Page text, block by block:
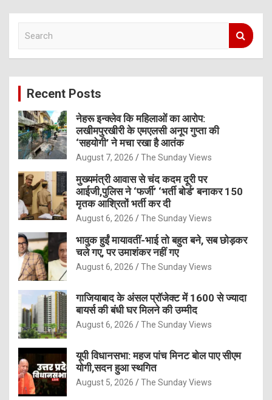
c
Recent Posts
नेहरू इन्क्लेव कि महिलाओं का आरोप:
लखीमपुरखीरी के एमएलसी अनूप गुप्ता की
‘सहयोगी’ ने मचा रखा है आतंक
August 7, 2026 The Sunday Views
मुख्यमंत्री आवास से चंद कदम दूरी पर
आईजी,पुलिस ने ‘फर्जी’ ‘भर्ती बोर्ड’ बनाकर 150
मृतक आश्रितों भर्ती कर दी
August 6, 2026 The Sunday Views
भावुक हुईं मायावतीं-भाई तो बहुत बने, सब छोड़कर
चले गए, पर उमाशंकर नहीं गए
August 6, 2026 The Sunday Views
गाजियाबाद के अंसल प्रॉजेक्ट में 1600 से ज्यादा
बायर्स की बंधी घर मिलने की उम्मीद
August 6, 2026 The Sunday Views
यूपी विधानसभा: महज पांच मिनट बोल पाए सीएम
योगी,सदन हुआ स्थगित
August 5, 2026 The Sunday Views